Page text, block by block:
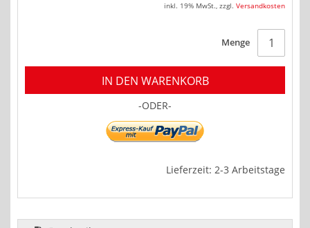
inkl. 19% MwSt., zzgl. Versandkosten
Menge
IN DEN WARENKORB
-ODER-
Lieferzeit: 2-3 Arbeitstage